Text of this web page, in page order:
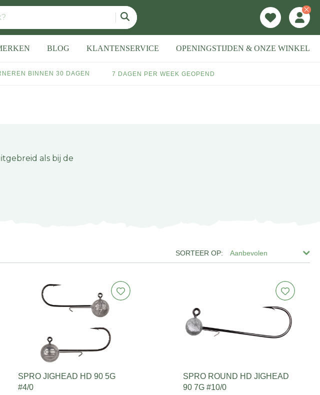
BLOG KLANTENSERVICE OPENINGSTIJDEN & ONZE WINKEL
BINNEN 30 DAGEN 7 DAGEN PER WEEK GEOPEND
als bij de
Aanbevolen
SPRO JIGHEAD HD 90 5G
#4/0
SPRO ROUND HD JIGHEAD
90 7G #10/0